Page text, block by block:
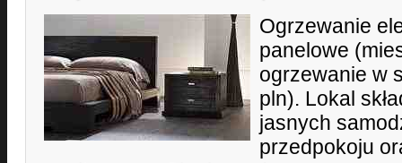
Ogrzewanie
panelowe
ogrzewanie w
pln). Lokal
jasnych
przedpokoju